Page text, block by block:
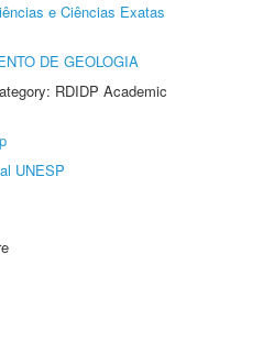
e Ciências Exatas
DE GEOLOGIA
RDIDP Academic
UNESP